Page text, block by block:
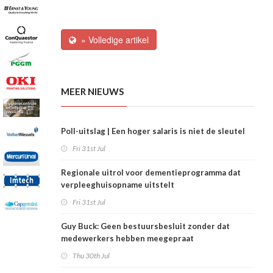
» Volledige artikel
MEER NIEUWS
Poll-uitslag | Een hoger salaris is niet de sleutel
Fri 31st Jul
Regionale uitrol voor dementieprogramma dat
verpleeghuisopname uitstelt
Fri 31st Jul
Guy Buck: Geen bestuursbesluit zonder dat
medewerkers hebben meegepraat
Thu 30th Jul